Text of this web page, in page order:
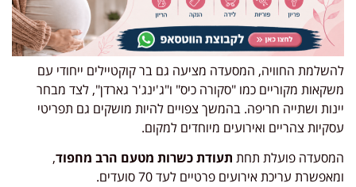
להשלמת החוויה, המסעדה מציעה גם בר קוקטיילים ייחודי עם
משקאות מקוריים כמו "סקורה כיס" ו"ג'ינג'ר גארדן", לצד מבחר
יינות ושתייה חריפה. בהמשך צפויים להיות מושקים גם תפריטי
עסקיות צהריים ואירועים מיוחדים למקום.
המסעדה פועלת תחת תעודת כשרות מטעם הרב מחפוד,
ומאפשרת עריכת אירועים פרטיים לעד 70 סועדים.